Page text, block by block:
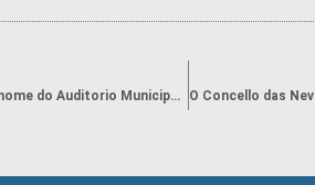
Acto de cambio de nome do Auditorio Municipal, que pasará a chamarse ‘José Gil’